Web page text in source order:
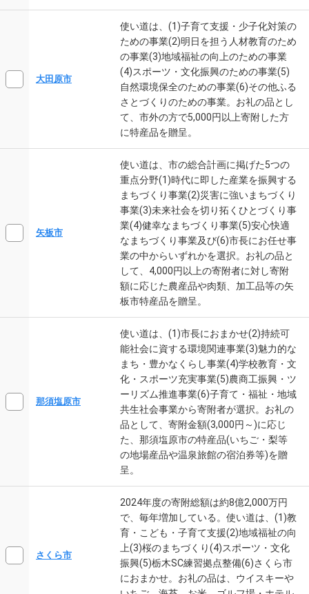
大田原市
使い道は、(1)子育て支援・少子化対策の
ための事業(2)明日を担う人材教育のため
の事業(3)地域福祉の向上のための事業
(4)スポーツ・文化振興のための事業(5)
自然環境保全のための事業(6)その他ふる
さとづくりのための事業。お礼の品とし
て、市外の方で5,000円以上寄附した方
に特産品を贈呈。
矢板市
使い道は、市の総合計画に掲げた5つの
重点分野(1)時代に即した産業を振興する
まちづくり事業(2)災害に強いまちづくり
事業(3)未来社会を切り拓くひとづくり事
業(4)健幸なまちづくり事業(5)安心快適
なまちづくり事業及び(6)市長にお任せ事
業の中からいずれかを選択。お礼の品と
して、4,000円以上の寄附者に対し寄附
額に応じた農産品や肉類、加工品等の矢
板市特産品を贈呈。
那須塩原市
使い道は、(1)市長におまかせ(2)持続可
能社会に資する環境関連事業(3)魅力的な
まち・豊かなくらし事業(4)学校教育・文
化・スポーツ充実事業(5)農商工振興・ツ
ーリズム推進事業(6)子育て・福祉・地域
共生社会事業から寄附者が選択。お礼の
品として、寄附金額(3,000円～)に応じ
た、那須塩原市の特産品(いちご・梨等
の地場産品や温泉旅館の宿泊券等)を贈
呈。
さくら市
2024年度の寄附総額は約8億2,000万円
で、毎年増加している。使い道は、(1)教
育・こども・子育て支援(2)地域福祉の向
上(3)桜のまちづくり(4)スポーツ・文化
振興(5)栃木SC練習拠点整備(6)さくら市
におまかせ。お礼の品は、ウイスキーや